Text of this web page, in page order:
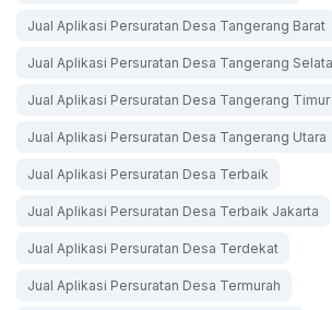
Jual Aplikasi Persuratan Desa Tangerang Barat
Jual Aplikasi Persuratan Desa Tangerang
Jual Aplikasi Persuratan Desa Tangerang Timur
Jual Aplikasi Persuratan Desa Tangerang Utara
Jual Aplikasi Persuratan Desa Terbaik
Jual Aplikasi Persuratan Desa Terbaik Jakarta
Jual Aplikasi Persuratan Desa Terdekat
Jual Aplikasi Persuratan Desa Termurah